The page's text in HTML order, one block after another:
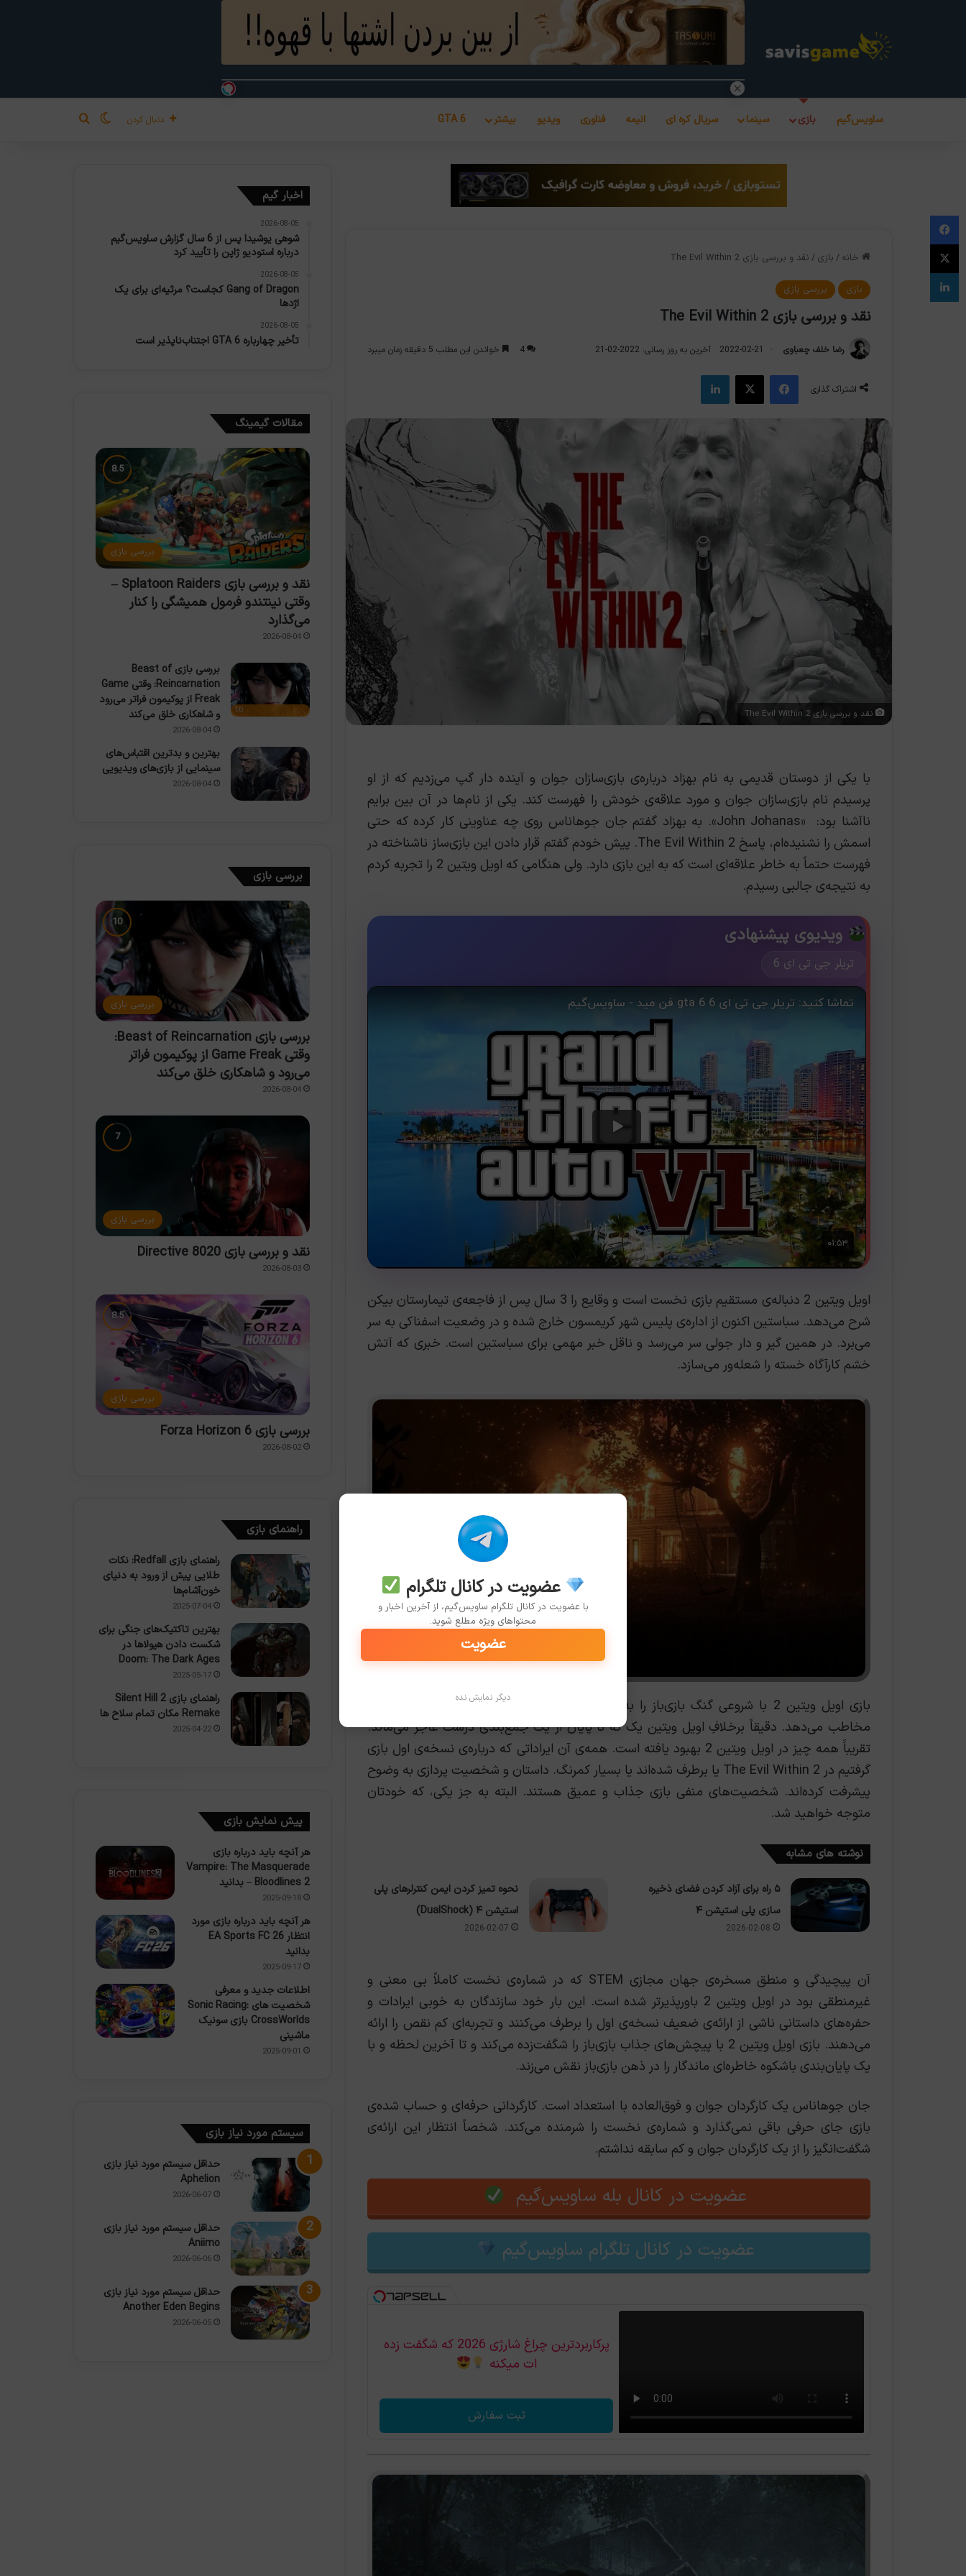
ساویس‌گیم بازی سینما سریال کره ای انیمه فناوری ویدیو بیشتر GTA 6 دنبال کردن تغییر پوسته
جستجو برای
خانه / بازی / نقد و بررسی بازی The Evil Within 2
بازی بررسی بازی
نقد و بررسی بازی The Evil Within 2
رضا خلف چعباوی 2022-02-21 آخرین به روز رسانی: 2022-02-21 4 خواندن این مطلب 5 دقیقه زمان میبرد
اشتراک گذاری
فیس بوک X لینکدین
نقد و بررسی بازی The Evil Within 2
با یکی از دوستان قدیمی به نام بهزاد درباره‌ی بازی‌سازان جوان و آینده دار گپ می‌زدیم که از او
پرسیدم نام بازی‌سازان جوان و مورد علاقه‌ی خودش را فهرست کند. یکی از نام‌ها در آن بین برایم
ناآشنا بود: «John Johanas». به بهزاد گفتم جان جوهاناس روی چه عناوینی کار کرده که حتی
اسمش را نشنیده‌ام، پاسخ The Evil Within 2. پیش خودم گفتم قرار دادن این بازی‌ساز ناشناخته در
فهرست حتماً به خاطر علاقه‌ای است که به این بازی دارد. ولی هنگامی که اویل ویتین 2 را تجربه کردم
به نتیجه‌ی جالبی رسیدم.
ویدیوی پیشنهادی
تریلر جی تی ای 6
اویل ویتین 2 دنباله‌ی مستقیم بازی نخست است و وقایع را 3 سال پس از فاجعه‌ی تيمارستان بیکن
شرح می‌دهد. سباستین اکنون از اداره‌ی پلیس شهر کریمسون خارج شده و در وضعیت اسفناکی به سر
می‌برد. در همین گیر و دار جولی سر می‌رسد و ناقل خبر مهمی برای سباستین است. خبری که آتش
خشم کارآگاه خسته را شعله‌ور می‌سازد.
بازی اویل ویتین 2 با شروعی گنگ بازی‌باز را به دل ماجرا می‌برد و خیلی زود اطلاعات لازم را به
مخاطب می‌دهد. دقيقاً برخلافِ اویل ویتین یک که تا پایان از یک جمع‌بندی درست عاجز می‌ماند.
تقریباََ همه چیز در اویل ویتین 2 بهبود یافته است. همه‌ی آن ایراداتی که درباره‌ی نسخه‌ی اول بازی
گرفتیم در The Evil Within 2 یا برطرف شده‌اند یا بسیار کمرنگ. داستان و شخصیت پردازی به وضوح
پیشرفت کرده‌اند. شخصیت‌های منفی بازی جذاب و عمیق هستند. البته به جز یکی، که خودتان
متوجه خواهید شد.
نوشته های مشابه
۵ راه برای آزاد کردن فضای ذخیره
سازی پلی استیشن ۴
2026-02-08
نحوه تمیز کردن ایمن کنترلرهای پلی
استیشن ۴ (DualShock)
2026-02-07
آن پیچیدگی و منطق مسخره‌ی جهان مجازی STEM که در شماره‌ی نخست کاملاََ بی معنی و
غیرمنطقی بود در اویل ویتین 2 باورپذیرتر شده است. این بار خود سازندگان به خوبی ایرادات و
حفره‌های داستانی ناشی از ارائه‌ی ضعیف نسخه‌ی اول را برطرف می‌کنند و تجربه‌ای کم نقص را ارائه
می‌دهند.
بازی اویل ویتین 2 با پیچش‌های جذاب بازی‌باز را شگفت‌زده می‌کند و تا آخرین لحظه و با
یک پایان‌بندی باشکوه خاطره‌ای ماندگار را در ذهن بازی‌باز نقش می‌زند.
جان جوهاناس یک کارگردان جوان و فوق‌العاده با استعداد است. کارگردانی حرفه‌ای و حساب شده‌ی
بازی جای حرفی باقی نمی‌گذارد و شماره‌ی نخست را شرمنده می‌کند. شخصاً انتظار این ارائه‌ی
شگفت‌انگیز را از یک کارگردان جوان و کم سابقه نداشتم.
عضویت در کانال بله ساویس‌گیم
عضویت در کانال تلگرام ساویس‌گیم
پرکاربردترین چراغ شارژی 2026 که شگفت زده
ات میکنه
ثبت سفارش
اخبار گیم
2026-08-05
شوهی یوشیدا پس از 6 سال گزارش ساویس‌گیم
درباره استودیو ژاپن را تأیید کرد
2026-08-05
Gang of Dragon کجاست؟ مرثیه‌ای برای یک
اژدها
2026-08-05
تأخیر چهارباره GTA 6 اجتناب‌ناپذیر است
مقالات گیمینگ
بررسی بازی
نقد و بررسی بازی Splatoon Raiders –
وقتی نینتندو فرمول همیشگی را کنار
می‌گذارد
2026-08-04
10
بررسی بازی Beast of
Reincarnation: وقتی Game
Freak از پوکیمون فراتر می‌رود
و شاهکاری خلق می‌کند
2026-08-04
بهترین و بدترین اقتباس‌های
سینمایی از بازی‌های ویدیویی
2026-08-04
بررسی بازی
بررسی بازی
بررسی بازی Beast of Reincarnation:
وقتی Game Freak از پوکیمون فراتر
می‌رود و شاهکاری خلق می‌کند
2026-08-04
بررسی بازی
نقد و بررسی بازی Directive 8020
2026-08-03
بررسی بازی
بررسی بازی Forza Horizon 6
2026-08-02
راهنمای بازی
راهنمای بازی Redfall: نکات
طلایی پیش از ورود به دنیای
خون‌آشام‌ها
2025-07-04
بهترین تاکتیک‌های جنگی برای
شکست دادن هیولاها در
Doom: The Dark Ages
2025-05-17
راهنمای بازی Silent Hill 2
Remake مکان تمام سلاح ها
2025-04-22
پیش نمایش بازی
هر آنچه باید درباره بازی
Vampire: The Masquerade
– Bloodlines 2 بدانید
2025-09-18
هر آنچه باید درباره بازی مورد
انتظار EA Sports FC 26
بدانید
2025-09-17
اطلاعات جدید و معرفی
شخصیت های Sonic Racing:
CrossWorlds بازی سونیک
ماشینی
2025-09-01
سیستم مورد نیاز بازی
حداقل سیستم مورد نیاز بازی
Aphelion
2026-06-07
حداقل سیستم مورد نیاز بازی
Aniimo
2026-06-06
حداقل سیستم مورد نیاز بازی
Another Eden Begins
2026-06-05
فیس بوک
X
لینکدین
عضویت در کانال تلگرام
با عضویت در کانال تلگرام ساویس‌گیم، از آخرین اخبار و
محتواهای ویژه مطلع شوید.
عضویت
دیگر نمایش نده